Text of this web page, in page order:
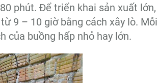
phút. Để triển khai sản xuất
9 – 10 giờ bằng cách xây lò.
của buồng hấp nhỏ hay lớn.